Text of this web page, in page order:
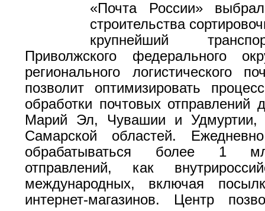
«Почта России»
строительства
крупнейший
Приволжского федерального
регионального логистического
позволит оптимизировать
обработки почтовых отправлений
Марий Эл, Чувашии и Удмуртии,
Самарской областей.
обрабатываться более 1
отправлений, как
международных, включая
интернет-магазинов. Центр